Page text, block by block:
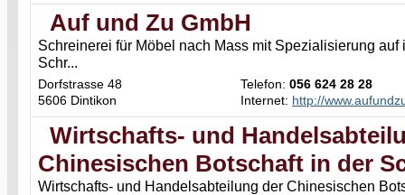
Auf und Zu GmbH
Schreinerei für Möbel nach Mass mit Spezialisierung
Schr...
Dorfstrasse 48
5606 Dintikon
Telefon: 056 624 28 28
Internet: http://
Wirtschafts- und
Chinesischen Botschaft in der
Wirtschafts- und Handelsabteilung der Chinesischen